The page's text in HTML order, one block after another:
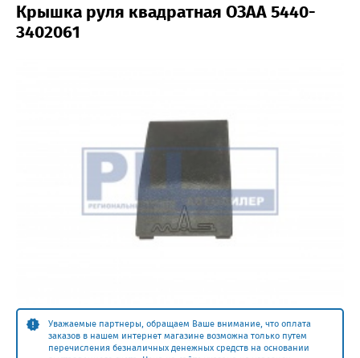
Крышка руля квадратная ОЗАА 5440-
3402061
Уважаемые партнеры, обращаем Ваше внимание, что оплата
заказов в нашем интернет магазине возможна только путем
перечисления безналичных денежных средств на основании